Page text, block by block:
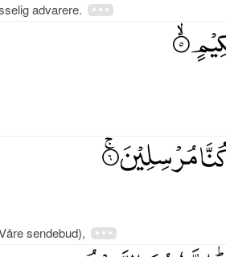
advarere.
sendebud),